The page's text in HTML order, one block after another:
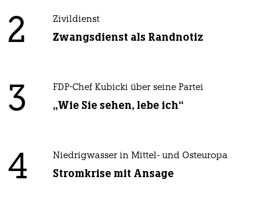
2 Zivildienst
Zwangsdienst als Randnotiz
3 FDP-Chef Kubicki über seine Partei
„Wie Sie sehen, lebe ich“
4 Niedrigwasser in Mittel- und Osteuropa
Stromkrise mit Ansage